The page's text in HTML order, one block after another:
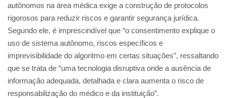
autônomos na área médica exige a construção de protocolos
rigorosos para reduzir riscos e garantir segurança jurídica.
Segundo ele, é imprescindível que “o consentimento explique o
uso de sistema autônomo, riscos específicos e
imprevisibilidade do algoritmo em certas situações”, ressaltando
que se trata de “uma tecnologia disruptiva onde a ausência de
informação adequada, detalhada e clara aumenta o risco de
responsabilização do médico e da instituição”.